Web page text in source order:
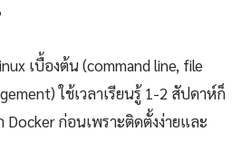
เบื้องต้น (command line, file
ใช้เวลาเรียนรู้ 1-2 สัปดาห์ก็
Docker ก่อนเพราะติดตั้งง่ายและ